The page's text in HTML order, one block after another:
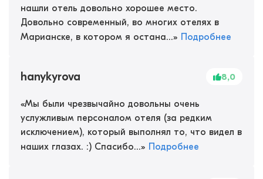
нашли отель довольно хорошее место.
Довольно современный, во многих отелях в
Марианске, в котором я остана...» Подробнее
hanykyrova 8,0
«Мы были чрезвычайно довольны очень
услужливым персоналом отеля (за редким
исключением), который выполнял то, что видел в
наших глазах. :) Спасибо...» Подробнее